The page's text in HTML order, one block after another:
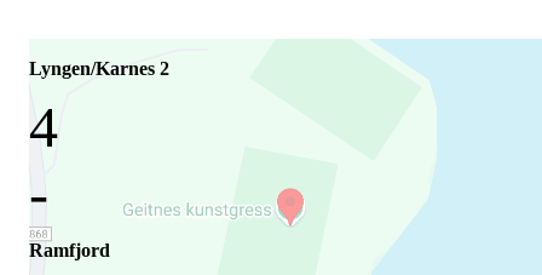
Lyngen/Karnes 2
4
-
Ramfjord